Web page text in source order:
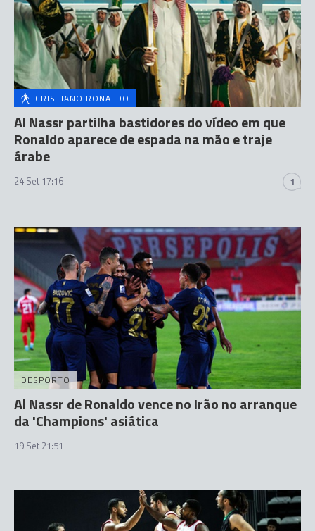
CRISTIANO RONALDO
Al Nassr partilha bastidores do vídeo em que
Ronaldo aparece de espada na mão e traje
árabe
24 Set 17:16 1
DESPORTO
Al Nassr de Ronaldo vence no Irão no arranque
da 'Champions' asiática
19 Set 21:51